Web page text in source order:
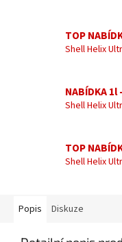
TOP
Shell Helix
NABÍDKA 1l
Shell Helix
TOP
Shell Helix
Popis Diskuze